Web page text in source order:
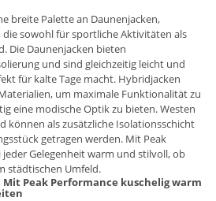
breite Palette an Daunenjacken,
die sowohl für sportliche Aktivitäten als
Die Daunenjacken bieten
und sind gleichzeitig leicht und
für kalte Tage macht. Hybridjacken
um maximale Funktionalität zu
eine modische Optik zu bieten. Westen
können als zusätzliche Isolationsschicht
getragen werden. Mit Peak
jeder Gelegenheit warm und stilvoll, ob
städtischen Umfeld.
Peak Performance kuschelig warm